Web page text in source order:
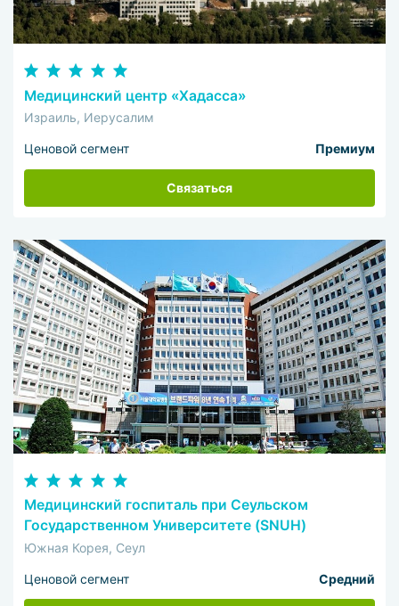
Медицинский центр «Хадасса»
Израиль, Иерусалим
Ценовой сегмент Премиум
Связаться
Медицинский госпиталь при Сеульском
Государственном Университете (SNUH)
Южная Корея, Сеул
Ценовой сегмент Средний